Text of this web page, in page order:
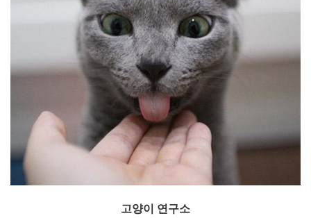
고양이 연구소